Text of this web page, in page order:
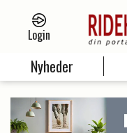
Login
Nyheder